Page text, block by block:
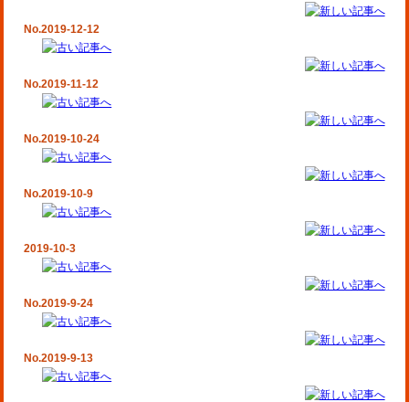
No.2019-12-12
No.2019-11-12
No.2019-10-24
No.2019-10-9
2019-10-3
No.2019-9-24
No.2019-9-13